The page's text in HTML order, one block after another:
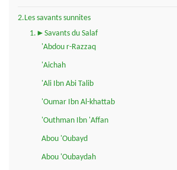
2.Les savants sunnites
1.►Savants du Salaf
'Abdou r-Razzaq
'Aichah
'Ali Ibn Abi Talib
'Oumar Ibn Al-khattab
'Outhman Ibn 'Affan
Abou 'Oubayd
Abou 'Oubaydah